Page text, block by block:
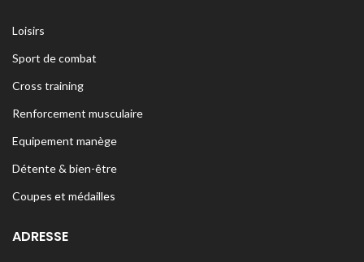
Loisirs
Sport de combat
Cross training
Renforcement musculaire
Equipement manège
Détente & bien-être
Coupes et médailles
ADRESSE